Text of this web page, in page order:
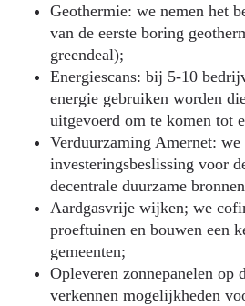
Geothermie: we nemen het
van de eerste boring
greendeal);
Energiescans: bij 5-10
energie gebruiken worden
uitgevoerd om te komen tot
Verduurzaming Amernet: we
investeringsbeslissing voor
decentrale duurzame
Aardgasvrije wijken; we
proeftuinen en bouwen een
gemeenten;
Opleveren zonnepanelen op
verkennen mogelijkheden